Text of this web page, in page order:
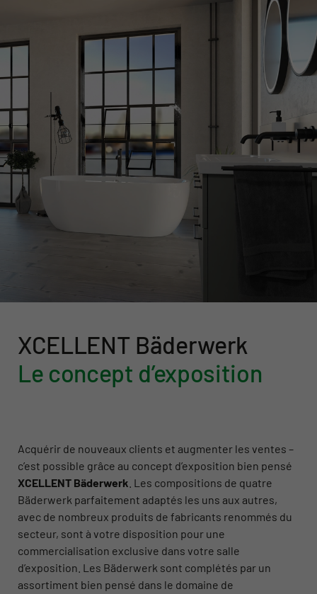
XCELLENT­ Bäderwerk
Le concept d’exposition
Acquérir de nouveaux clients et augmenter les ventes –
c’est possible grâce au concept d’exposition bien pensé
XCELLENT Bäderwerk . Les compositions de quatre
Bäderwerk parfaitement adaptés les uns aux autres,
avec de nombreux produits de fabricants renommés du
secteur, sont à votre disposition pour une
commercialisation exclusive dans votre salle
d’exposition. Les Bäderwerk sont complétés par un
assortiment bien pensé dans le domaine de